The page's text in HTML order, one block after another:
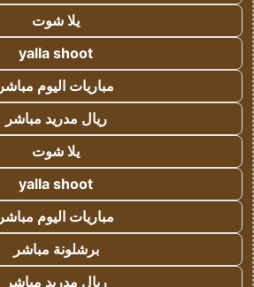
يلا شوت
yalla shoot
مباريات اليوم مباشر
ريال مدريد مباشر
يلا شوت
yalla shoot
مباريات اليوم مباشر
برشلونة مباشر
ريال مدريد مباشر